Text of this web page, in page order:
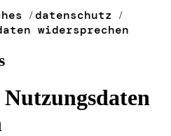
/ datenschutz /
widersprechen